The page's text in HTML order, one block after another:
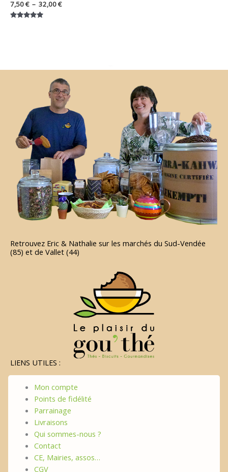
7,50€ – 32,00€
Retrouvez Eric & Nathalie sur les marchés du Sud-Vendée
(85) et de Vallet (44)
LIENS UTILES :
Mon compte
Points de fidélité
Parrainage
Livraisons
Qui sommes-nous ?
Contact
CE, Mairies, assos…
CGV